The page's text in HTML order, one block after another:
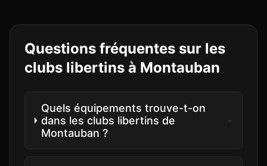
Questions fréquentes sur les
clubs libertins à Montauban
Quels équipements trouve-t-on
dans les clubs libertins de
Montauban ?